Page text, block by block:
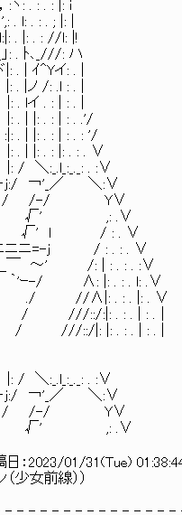
. : . : |: i
: . ; |: |
. : //l: |!
ﾄ､_///: ハ
ｲ^Yイ: . |
/: .l : . |
| : . |
. : | : . .'/
. : | : . : '/
. : |: . : . ∨
:_.l_:_._: . :∨
￢'_／ ＼:∨
７ / /-/ Y∨
√' ,: .∨
l / : . ∨
ニ=-j / : . : . ∨
～' /: | : . : . :∨
∧: |: . : . l: .∨
. : . |: . ∨
:|: . : . | : .│
|: . : . | : . |
:_.l_:_._: . :∨
￢'_／ ＼:∨
/ /-/ Y∨
√' ,: .∨
日： 2023/01/31(Tue)
少女前線））
_-_-_-_-_-_-_-_-_- /